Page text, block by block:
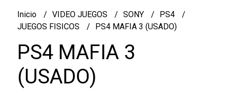
Inicio VIDEO JUEGOS SONY
PS4
JUEGOS FISICOS
PS4 MAFIA 3 (USADO)
PS4 MAFIA 3
(USADO)